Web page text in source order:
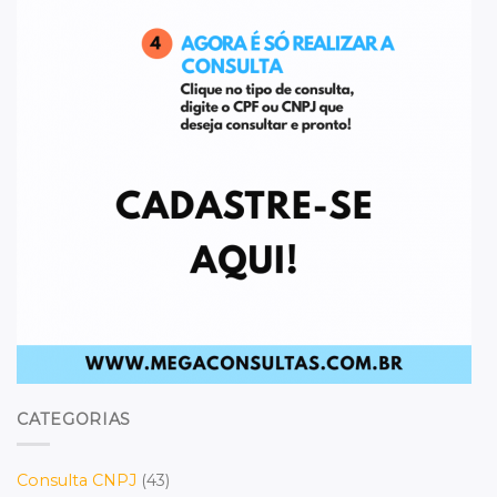
CATEGORIAS
Consulta CNPJ (43)